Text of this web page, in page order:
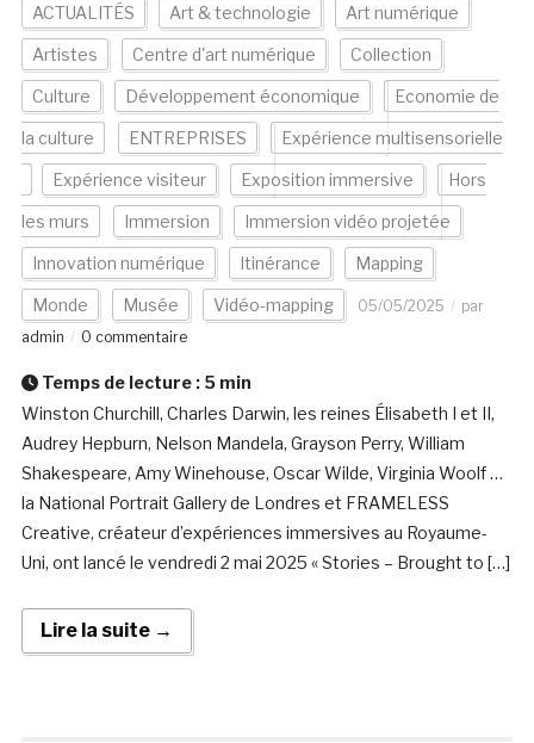
ACTUALITÉS Art & technologie Art numérique
Artistes Centre d'art numérique Collection
Culture Développement économique Economie de
la culture ENTREPRISES Expérience multisensorielle
Expérience visiteur Exposition immersive Hors
les murs Immersion Immersion vidéo projetée
Innovation numérique Itinérance Mapping
Monde Musée Vidéo-mapping 05/05/2025
par
admin
0 commentaire
Temps de lecture : 5 min
Winston Churchill, Charles Darwin, les reines Élisabeth I et II,
Audrey Hepburn, Nelson Mandela, Grayson Perry, William
Shakespeare, Amy Winehouse, Oscar Wilde, Virginia Woolf …
la National Portrait Gallery de Londres et FRAMELESS
Creative, créateur d’expériences immersives au Royaume-
Uni, ont lancé le vendredi 2 mai 2025 « Stories – Brought to […]
Lire la suite →